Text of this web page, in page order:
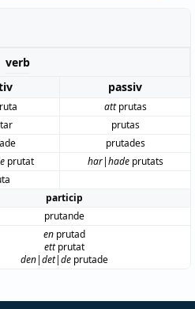
verb
passiv
attprutas
prutas
prutades
prutat har|hadeprutats
particip
prutande
enprutad
ettprutat
den|det|deprutade